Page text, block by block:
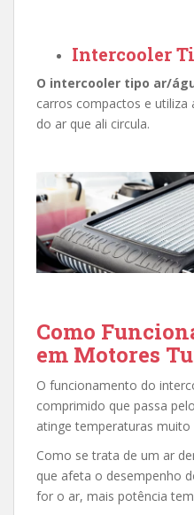
Intercooler
O intercooler tipo ar/
carros compactos e
do ar que ali circula.
Como
em Motores
O funcionamento do
comprimido que passa
atinge temperaturas muito
Como se trata de um ar
que afeta o desempenho
for o ar, mais potência